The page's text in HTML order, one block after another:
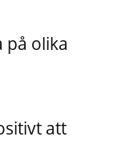
på olika
att